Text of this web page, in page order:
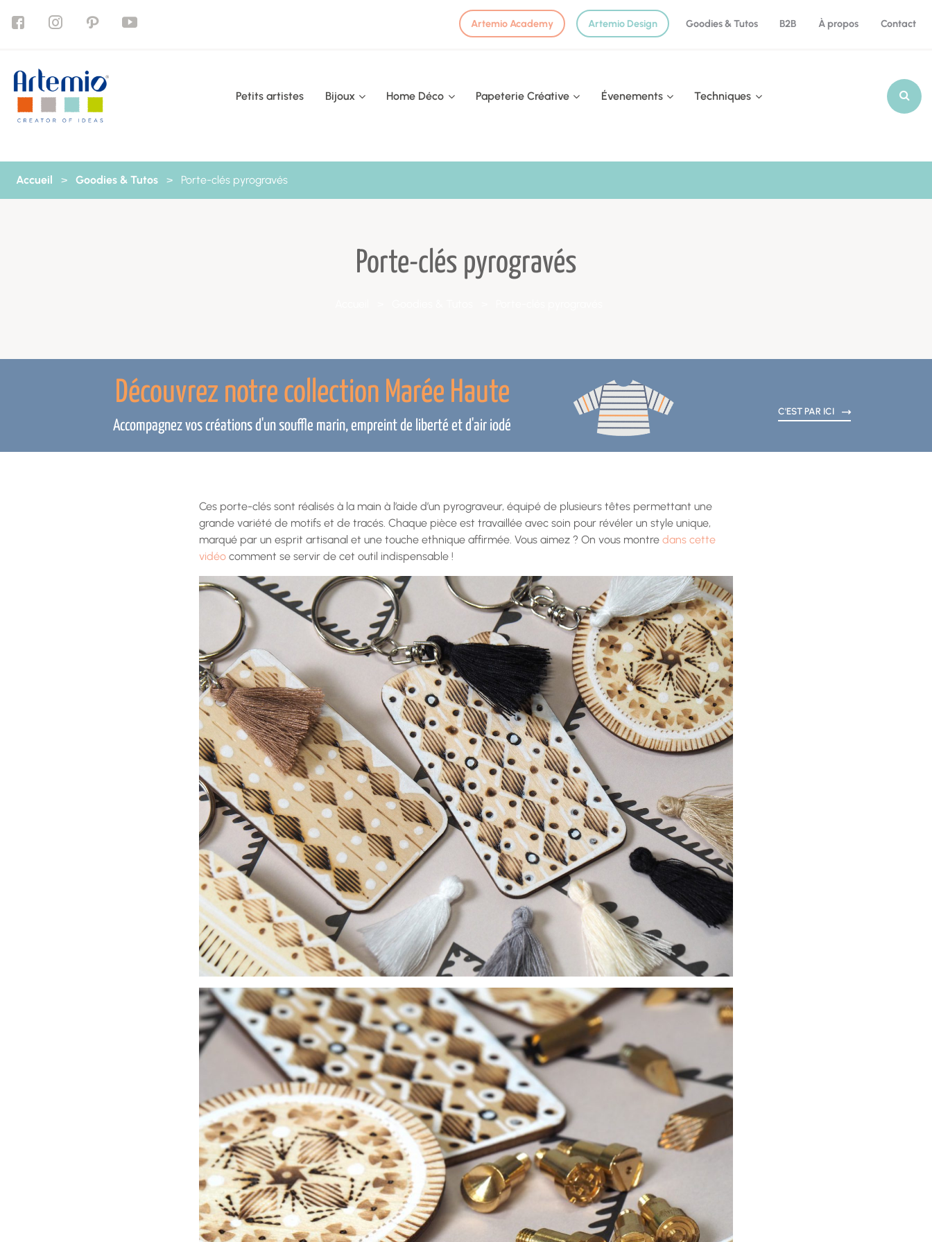
Artemio Academy Artemio Design Goodies & Tutos B2B À propos Contact
Petits artistes Bijoux Home Déco Papeterie Créative Évenements Techniques
Accueil > Goodies & Tutos > Porte-clés pyrogravés
Porte-clés pyrogravés
Découvrez notre collection Marée Haute
Accompagnez vos créations d'un souffle marin, empreint de liberté et d'air iodé
C'EST PAR ICI
Ces porte-clés sont réalisés à la main à l’aide d’un pyrograveur, équipé de plusieurs têtes permettant une
grande variété de motifs et de tracés. Chaque pièce est travaillée avec soin pour révéler un style unique,
marqué par un esprit artisanal et une touche ethnique affirmée. Vous aimez ? On vous montre dans cette
vidéo comment se servir de cet outil indispensable !